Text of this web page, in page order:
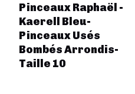
Pinceaux Raphaël -
Kaerell Bleu-
Pinceaux Usés
Bombés Arrondis-
Taille 10